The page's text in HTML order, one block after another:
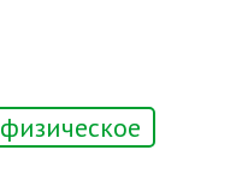
физическое